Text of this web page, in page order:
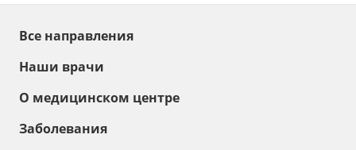
Все направления
Наши врачи
О медицинском центре
Заболевания